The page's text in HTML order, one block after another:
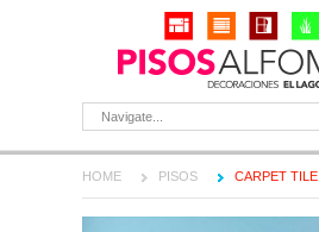
Navigate...
HOME PISOS CARPET TILE